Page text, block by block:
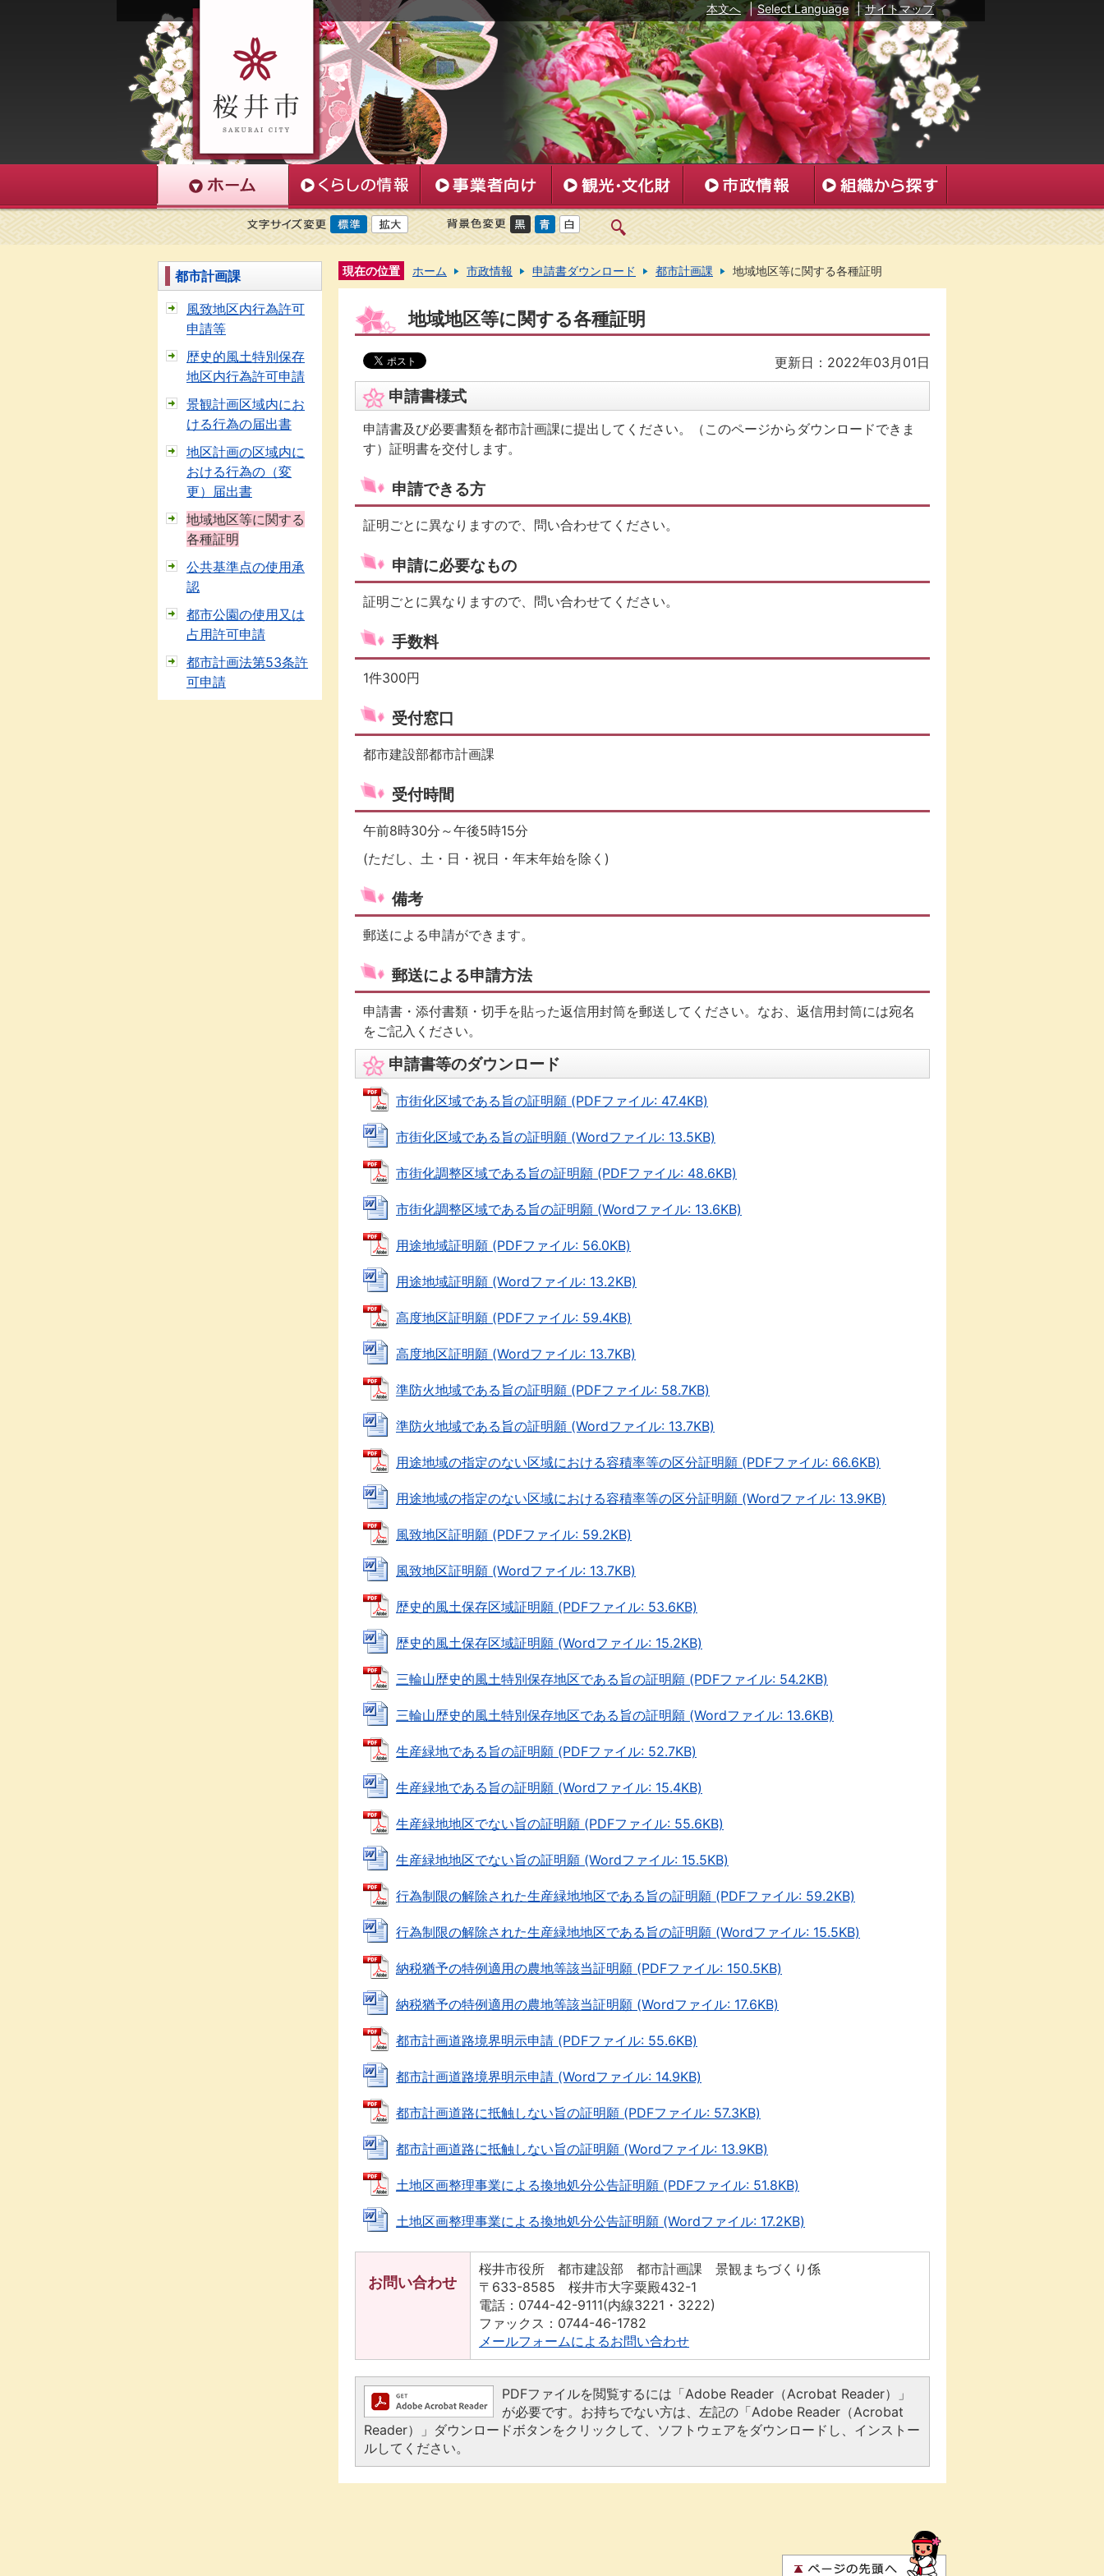
本文へ | Select Language | サイトマップ
都市計画課
風致地区内行為許可
申請等
歴史的風土特別保存
地区内行為許可申請
景観計画区域内にお
ける行為の届出書
地区計画の区域内に
おける行為の（変
更）届出書
地域地区等に関する
各種証明
公共基準点の使用承
認
都市公園の使用又は
占用許可申請
都市計画法第53条許
可申請
現在の位置 ホーム 市政情報 申請書ダウンロード 都市計画課 地域地区等に関する各種証明
地域地区等に関する各種証明
更新日：2022年03月01日
申請書様式
申請書及び必要書類を都市計画課に提出してください。（このページからダウンロードできま
す）証明書を交付します。
申請できる方
証明ごとに異なりますので、問い合わせてください。
申請に必要なもの
証明ごとに異なりますので、問い合わせてください。
手数料
1件300円
受付窓口
都市建設部都市計画課
受付時間
午前8時30分～午後5時15分
(ただし、土・日・祝日・年末年始を除く)
備考
郵送による申請ができます。
郵送による申請方法
申請書・添付書類・切手を貼った返信用封筒を郵送してください。なお、返信用封筒には宛名
をご記入ください。
申請書等のダウンロード
市街化区域である旨の証明願 (PDFファイル: 47.4KB)
市街化区域である旨の証明願 (Wordファイル: 13.5KB)
市街化調整区域である旨の証明願 (PDFファイル: 48.6KB)
市街化調整区域である旨の証明願 (Wordファイル: 13.6KB)
用途地域証明願 (PDFファイル: 56.0KB)
用途地域証明願 (Wordファイル: 13.2KB)
高度地区証明願 (PDFファイル: 59.4KB)
高度地区証明願 (Wordファイル: 13.7KB)
準防火地域である旨の証明願 (PDFファイル: 58.7KB)
準防火地域である旨の証明願 (Wordファイル: 13.7KB)
用途地域の指定のない区域における容積率等の区分証明願 (PDFファイル: 66.6KB)
用途地域の指定のない区域における容積率等の区分証明願 (Wordファイル: 13.9KB)
風致地区証明願 (PDFファイル: 59.2KB)
風致地区証明願 (Wordファイル: 13.7KB)
歴史的風土保存区域証明願 (PDFファイル: 53.6KB)
歴史的風土保存区域証明願 (Wordファイル: 15.2KB)
三輪山歴史的風土特別保存地区である旨の証明願 (PDFファイル: 54.2KB)
三輪山歴史的風土特別保存地区である旨の証明願 (Wordファイル: 13.6KB)
生産緑地である旨の証明願 (PDFファイル: 52.7KB)
生産緑地である旨の証明願 (Wordファイル: 15.4KB)
生産緑地地区でない旨の証明願 (PDFファイル: 55.6KB)
生産緑地地区でない旨の証明願 (Wordファイル: 15.5KB)
行為制限の解除された生産緑地地区である旨の証明願 (PDFファイル: 59.2KB)
行為制限の解除された生産緑地地区である旨の証明願 (Wordファイル: 15.5KB)
納税猶予の特例適用の農地等該当証明願 (PDFファイル: 150.5KB)
納税猶予の特例適用の農地等該当証明願 (Wordファイル: 17.6KB)
都市計画道路境界明示申請 (PDFファイル: 55.6KB)
都市計画道路境界明示申請 (Wordファイル: 14.9KB)
都市計画道路に抵触しない旨の証明願 (PDFファイル: 57.3KB)
都市計画道路に抵触しない旨の証明願 (Wordファイル: 13.9KB)
土地区画整理事業による換地処分公告証明願 (PDFファイル: 51.8KB)
土地区画整理事業による換地処分公告証明願 (Wordファイル: 17.2KB)
お問い合わせ
桜井市役所 都市建設部 都市計画課 景観まちづくり係
〒633-8585 桜井市大字粟殿432-1
電話：0744-42-9111(内線3221・3222)
ファックス：0744-46-1782
メールフォームによるお問い合わせ
PDFファイルを閲覧するには「Adobe Reader（Acrobat Reader）」
が必要です。お持ちでない方は、左記の「Adobe Reader（Acrobat
Reader）」ダウンロードボタンをクリックして、ソフトウェアをダウンロードし、インストー
ルしてください。